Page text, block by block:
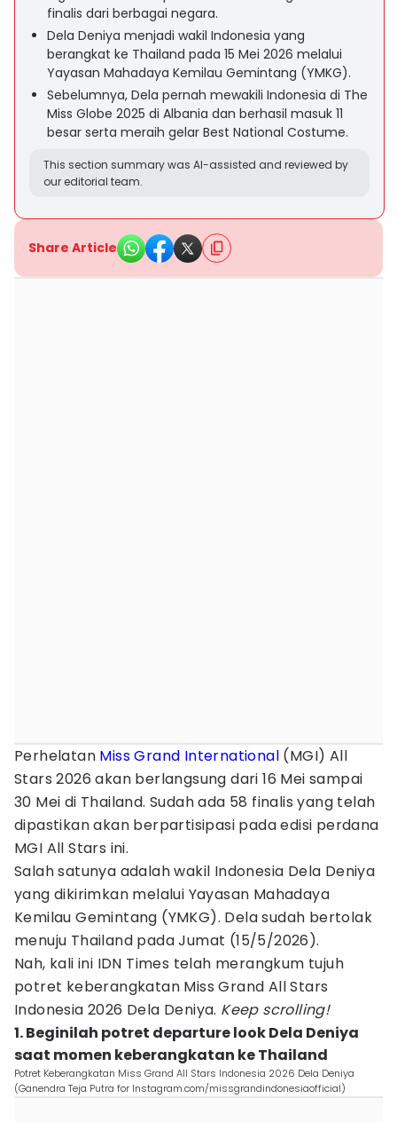
finalis dari berbagai negara.
Dela Deniya menjadi wakil Indonesia yang
berangkat ke Thailand pada 15 Mei 2026 melalui
Yayasan Mahadaya Kemilau Gemintang (YMKG).
Sebelumnya, Dela pernah mewakili Indonesia di The
Miss Globe 2025 di Albania dan berhasil masuk 11
besar serta meraih gelar Best National Costume.
This section summary was AI-assisted and reviewed by
our editorial team.
Share Article
Perhelatan Miss Grand International (MGI) All
Stars 2026 akan berlangsung dari 16 Mei sampai
30 Mei di Thailand. Sudah ada 58 finalis yang telah
dipastikan akan berpartisipasi pada edisi perdana
MGI All Stars ini.
Salah satunya adalah wakil Indonesia Dela Deniya
yang dikirimkan melalui Yayasan Mahadaya
Kemilau Gemintang (YMKG). Dela sudah bertolak
menuju Thailand pada Jumat (15/5/2026).
Nah, kali ini IDN Times telah merangkum tujuh
potret keberangkatan Miss Grand All Stars
Indonesia 2026 Dela Deniya. Keep scrolling!
1. Beginilah potret departure look Dela Deniya
saat momen keberangkatan ke Thailand
Potret Keberangkatan Miss Grand All Stars Indonesia 2026 Dela Deniya
(Ganendra Teja Putra for Instagram.com/missgrandindonesiaofficial)